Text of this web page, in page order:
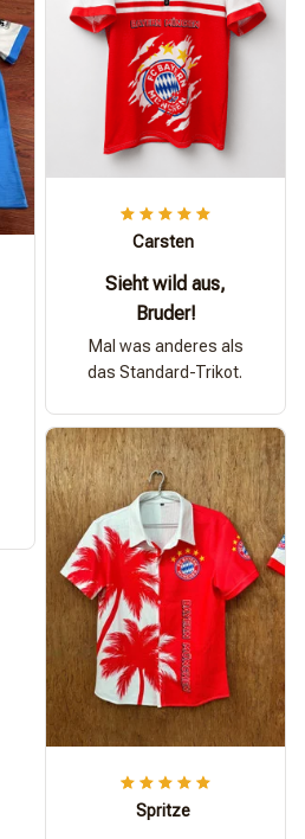
Carsten
Sieht wild aus,
Bruder!
Mal was anderes als
das Standard-Trikot.
Spritze